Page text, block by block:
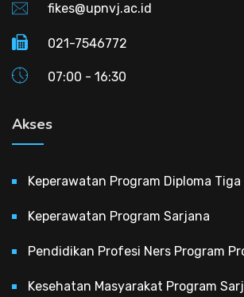
fikes@upnvj.ac.id
021-7546772
07:00 - 16:30
Akses
Keperawatan Program Diploma Tiga
Keperawatan Program Sarjana
Pendidikan Profesi Ners Program
Kesehatan Masyarakat Program